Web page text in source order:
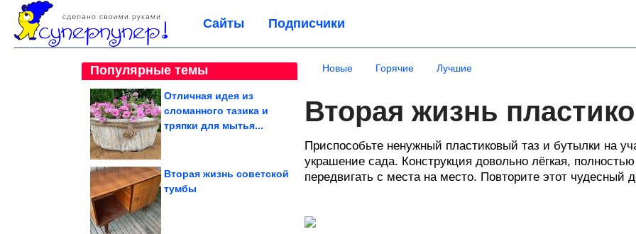
Сайты Подписчики
Популярные темы
Отличная идея из
сломанного тазика и
тряпки для мытья...
Вторая жизнь советской
тумбы
Новые Горячие Лучшие
Вторая жизнь
Приспособьте ненужный пластиковый таз и бутылки на
украшение сада. Конструкция довольно лёгкая,
передвигать с места на место. Повторите этот чудесный